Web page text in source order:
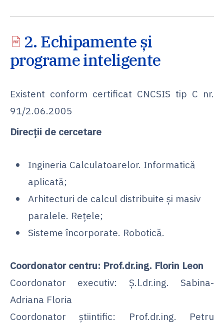
2. Echipamente și
programe inteligente
Existent conform certificat CNCSIS tip C nr.
91/2.06.2005
Direcții de cercetare
Ingineria Calculatoarelor. Informatică
aplicată;
Arhitecturi de calcul distribuite și masiv
paralele. Reţele;
Sisteme încorporate. Robotică.
Coordonator centru: Prof.dr.ing. Florin Leon
Coordonator executiv: Ș.l.dr.ing. Sabina-
Adriana Floria
Coordonator știintific: Prof.dr.ing. Petru